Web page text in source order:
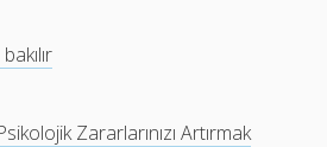
Zararlarınızı Artırmak